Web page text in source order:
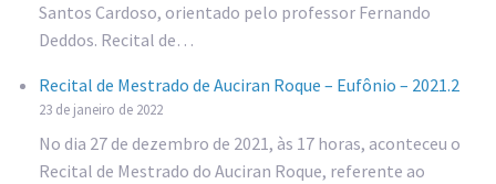
Santos Cardoso, orientado pelo professor Fernando
Deddos. Recital de…
Recital de Mestrado de Auciran Roque – Eufônio – 2021.2
23 de janeiro de 2022
No dia 27 de dezembro de 2021, às 17 horas, aconteceu o
Recital de Mestrado do Auciran Roque, referente ao